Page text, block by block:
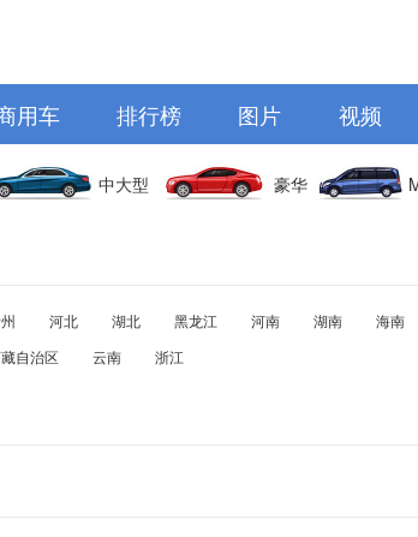
用车 排行榜 图片 视频
中大型 豪华
河北 湖北 黑龙江 河南 湖南 海南
自治区 云南 浙江